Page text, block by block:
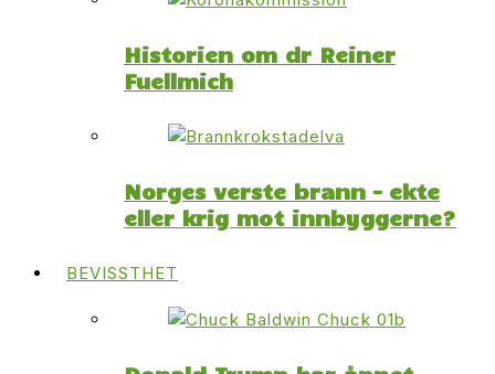
Historien om dr Reiner
Fuellmich
Norges verste brann – ekte
eller krig mot innbyggerne?
BEVISSTHET